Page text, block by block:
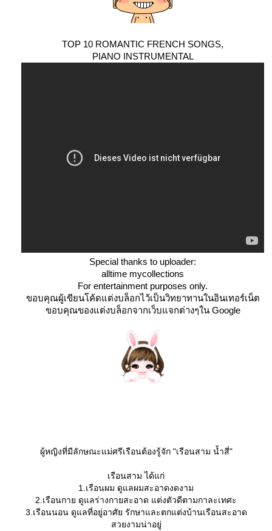
TOP 10 ROMANTIC FRENCH SONGS,
PIANO INSTRUMENTAL
Special thanks to uploader:
alltime mycollections
For entertainment purposes only.
ขอบคุณผู้เขียนโค้ดแต่งบล็อกไว้เป็นวิทยาทานในอินเทอร์เน็ต
ขอบคุณของแต่งบล็อกจากเว็บแจกต่างๆใน Google
ผู้หญิงที่มีลักษณะแม่ศรีเรือนต้องรู้จัก "เรือนสาม น้ำสี่"
เรือนสาม ได้แก่
1.เรือนผม ดูแลผมสะอาดงดงาม
2.เรือนกาย ดูแลร่างกายสะอาด แต่งตัวดีตามกาละเทศะ
3.เรือนนอน ดูแลที่อยู่อาศัย รักษาและตกแต่งบ้านเรือนสะอาด
สวยงามน่าอยู่